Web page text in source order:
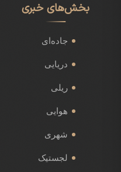
بخش‌های خبری
جاده‌ای
دریایی
ریلی
هوایی
شهری
لجستیک